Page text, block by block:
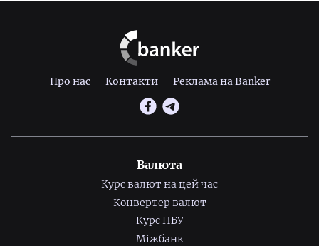
Про нас Контакти Реклама на Banker
Валюта
Курс валют на цей час
Конвертер валют
Курс НБУ
Міжбанк